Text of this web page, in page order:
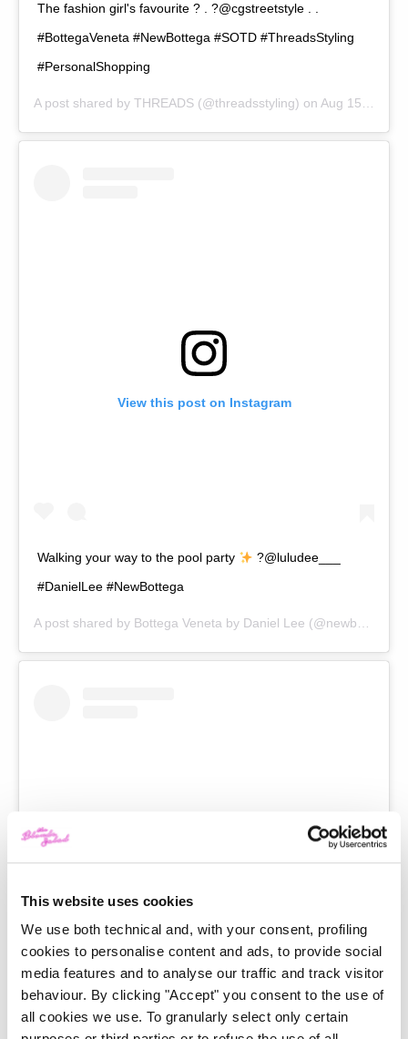
This website uses cookies
We use both technical and, with your consent, profiling
cookies to personalise content and ads, to provide social
media features and to analyse our traffic and track visitor
behaviour. By clicking "Accept" you consent to the use of
all cookies we use. To granularly select only certain
The fashion girl's favourite ? . ?@cgstreetstyle . .
#BottegaVeneta #NewBottega #SOTD #ThreadsStyling
#PersonalShopping
A post shared by THREADS (@threadsstyling) on Aug 15, 2019 at 7:15am PDT
View this post on Instagram
Walking your way to the pool party
?@luludee___
#DanielLee #NewBottega
A post shared by Bottega Veneta by Daniel Lee (@newbottega) on
View this post on Instagram